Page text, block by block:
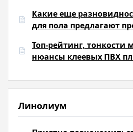
Какие еще
для пола предлагают
Топ-рейтинг,
нюансы клеевых ПВХ
Линолиум